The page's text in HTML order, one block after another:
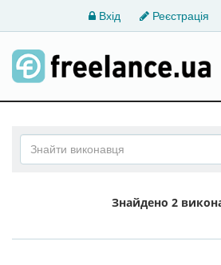
Вхід Реєстрація
Знайдено 2